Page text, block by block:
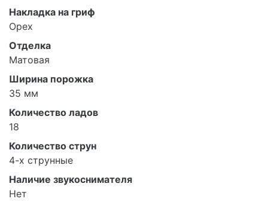
Накладка на гриф
Орех
Отделка
Матовая
Ширина порожка
35 мм
Количество ладов
18
Количество струн
4-х струнные
Наличие звукоснимателя
Нет